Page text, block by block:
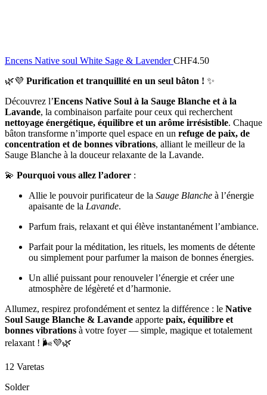
Encens Native soul White Sage & LavenderCHF4.50
🌿💜 Purification et tranquillité en un seul bâton ! ✨
Découvrez l’Encens Native Soul à la Sauge Blanche et à la
Lavande, la combinaison parfaite pour ceux qui recherchent
nettoyage énergétique, équilibre et un arôme irrésistible. Chaque
bâton transforme n’importe quel espace en un refuge de paix, de
concentration et de bonnes vibrations, alliant le meilleur de la
Sauge Blanche à la douceur relaxante de la Lavande.
💫 Pourquoi vous allez l’adorer :
Allie le pouvoir purificateur de la Sauge Blanche à l’énergie
apaisante de la Lavande.
Parfum frais, relaxant et qui élève instantanément l’ambiance.
Parfait pour la méditation, les rituels, les moments de détente
ou simplement pour parfumer la maison de bonnes énergies.
Un allié puissant pour renouveler l’énergie et créer une
atmosphère de légèreté et d’harmonie.
Allumez, respirez profondément et sentez la différence : le Native
Soul Sauge Blanche & Lavande apporte paix, équilibre et
bonnes vibrations à votre foyer — simple, magique et totalement
relaxant ! 🌬️💜🌿
12 Varetas
Solder